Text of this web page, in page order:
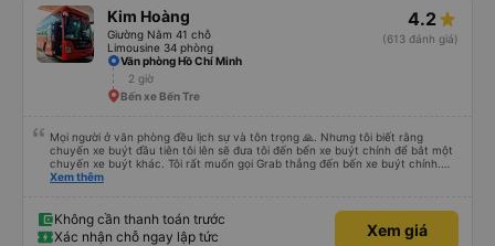
Kim Hoàng
Giường Nằm 41 chỗ
Limousine 34 phòng
4.2
(613 đánh giá)
Văn phòng Hồ Chí Minh
2 giờ
Bến xe Bến Tre
Mọi người ở văn phòng đều lịch sự và tôn trọng 🙏. Nhưng tôi biết rằng
chuyến xe buýt đầu tiên tôi lên sẽ đưa tôi đến bến xe buýt chính để bắt một
chuyến xe buýt khác. Tôi rất muốn gọi Grab thẳng đến bến xe buýt chính.
Điều đó sẽ giúp tôi không phải mang vác hành lý nhiều lần. Ngoài ra, xe buýt
Xem thêm
Không cần thanh toán trước
Xác nhận chỗ ngay lập tức
Xem giá